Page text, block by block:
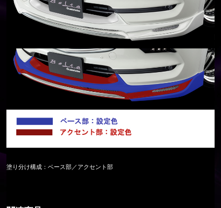
塗り分け構成：ベース部／アクセント部